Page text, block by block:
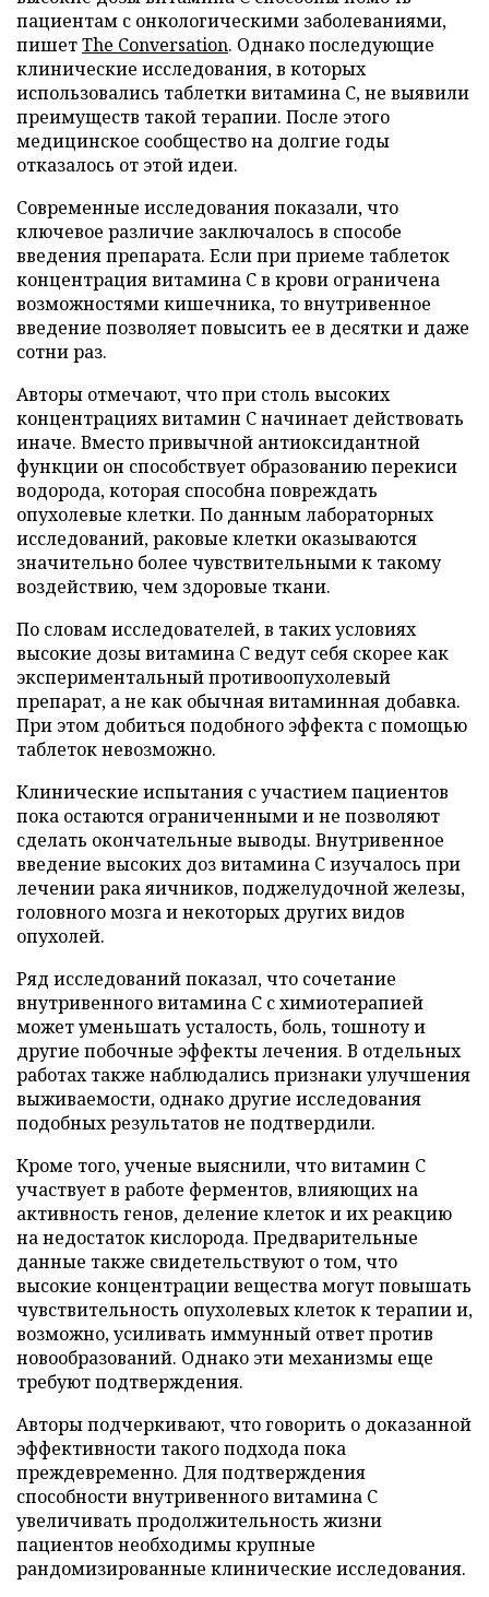
пациентам с онкологическими заболеваниями,
пишетThe Conversation. Однако последующие
клинические исследования, в которых
использовались таблетки витамина C, не выявили
преимуществ такой терапии. После этого
медицинское сообщество на долгие годы
отказалось от этой идеи.
Современные исследования показали, что
ключевое различие заключалось в способе
введения препарата. Если при приеме таблеток
концентрация витамина C в крови ограничена
возможностями кишечника, то внутривенное
введение позволяет повысить ее в десятки и даже
сотни раз.
Авторы отмечают, что при столь высоких
концентрациях витамин C начинает действовать
иначе. Вместо привычной антиоксидантной
функции он способствует образованию перекиси
водорода, которая способна повреждать
опухолевые клетки. По данным лабораторных
исследований, раковые клетки оказываются
значительно более чувствительными к такому
воздействию, чем здоровые ткани.
По словам исследователей, в таких условиях
высокие дозы витамина C ведут себя скорее как
экспериментальный противоопухолевый
препарат, а не как обычная витаминная добавка.
При этом добиться подобного эффекта с помощью
таблеток невозможно.
Клинические испытания с участием пациентов
пока остаются ограниченными и не позволяют
сделать окончательные выводы. Внутривенное
введение высоких доз витамина C изучалось при
лечении рака яичников, поджелудочной железы,
головного мозга и некоторых других видов
опухолей.
Ряд исследований показал, что сочетание
внутривенного витамина C с химиотерапией
может уменьшать усталость, боль, тошноту и
другие побочные эффекты лечения. В отдельных
работах также наблюдались признаки улучшения
выживаемости, однако другие исследования
подобных результатов не подтвердили.
Кроме того, ученые выяснили, что витамин C
участвует в работе ферментов, влияющих на
активность генов, деление клеток и их реакцию
на недостаток кислорода. Предварительные
данные также свидетельствуют о том, что
высокие концентрации вещества могут повышать
чувствительность опухолевых клеток к терапии и,
возможно, усиливать иммунный ответ против
новообразований. Однако эти механизмы еще
требуют подтверждения.
Авторы подчеркивают, что говорить о доказанной
эффективности такого подхода пока
преждевременно. Для подтверждения
способности внутривенного витамина C
увеличивать продолжительность жизни
пациентов необходимы крупные
рандомизированные клинические исследования.